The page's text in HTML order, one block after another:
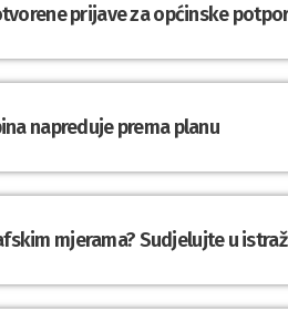
prijave za općinske
napreduje prema planu
mjerama? Sudjelujte u